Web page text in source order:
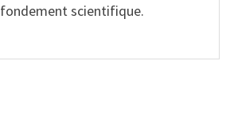
fondement scientifique.